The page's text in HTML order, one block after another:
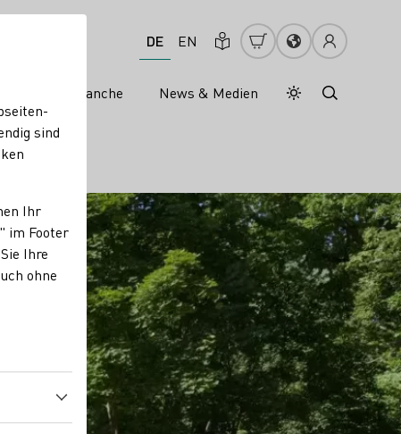
DE EN
Weinbranche News & Medien Tagesmodus
Nachtmodus
sind
Ihr
im Footer
Ihre
ohne